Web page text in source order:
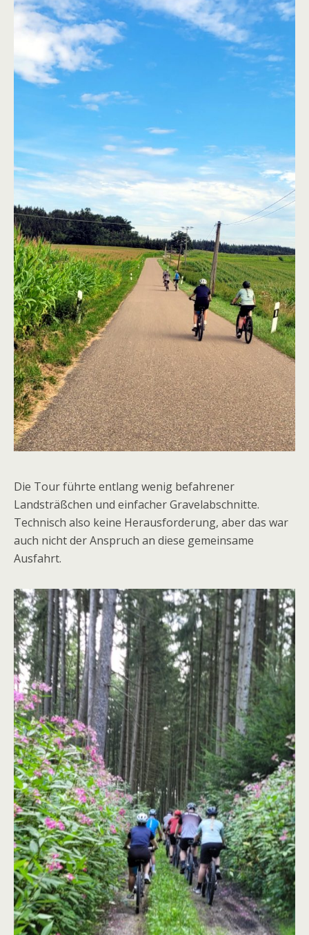
Die Tour führte entlang wenig befahrener
Landsträßchen und einfacher Gravelabschnitte.
Technisch also keine Herausforderung, aber das war
auch nicht der Anspruch an diese gemeinsame
Ausfahrt.